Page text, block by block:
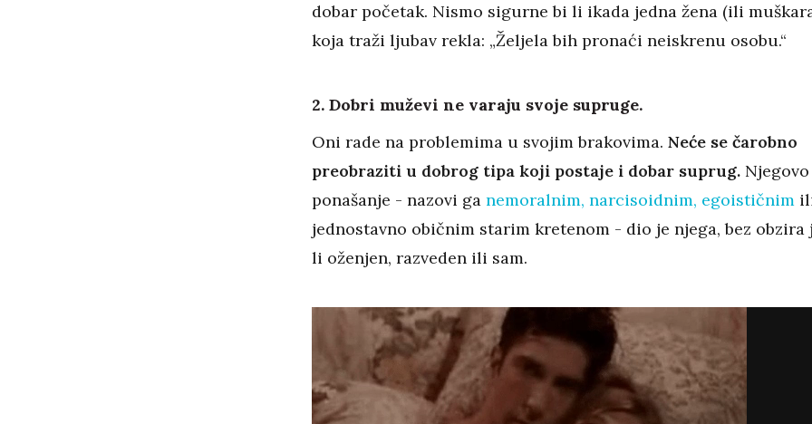
dobar početak. Nismo sigurne bi li ikada jedna žena (ili
koja traži ljubav rekla: „Željela bih pronaći neiskrenu osobu.“
2. Dobri muževi ne varaju svoje supruge.
Oni rade na problemima u svojim brakovima. Neće se čarobno
preobraziti u dobrog tipa koji postaje i dobar suprug.Njegovo
ponašanje - nazovi ga nemoralnim, narcisoidnim, egoističnim
jednostavno običnim starim kretenom - dio je njega, bez obzira
li oženjen, razveden ili sam.